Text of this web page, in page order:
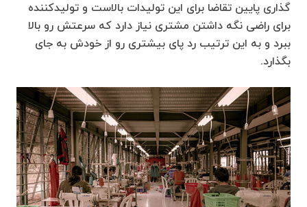
گذاری پایین تقاضا برای این تولیدات بالاست و تولیدکننده
برای راضی نگه داشتن مشتری نیاز دارد که سرعتش رو بالا
ببرد و به این ترتیب رد پای بیشتری رو از خودش به جای
بگذارد.